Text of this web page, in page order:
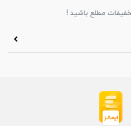
مطلع باشید !